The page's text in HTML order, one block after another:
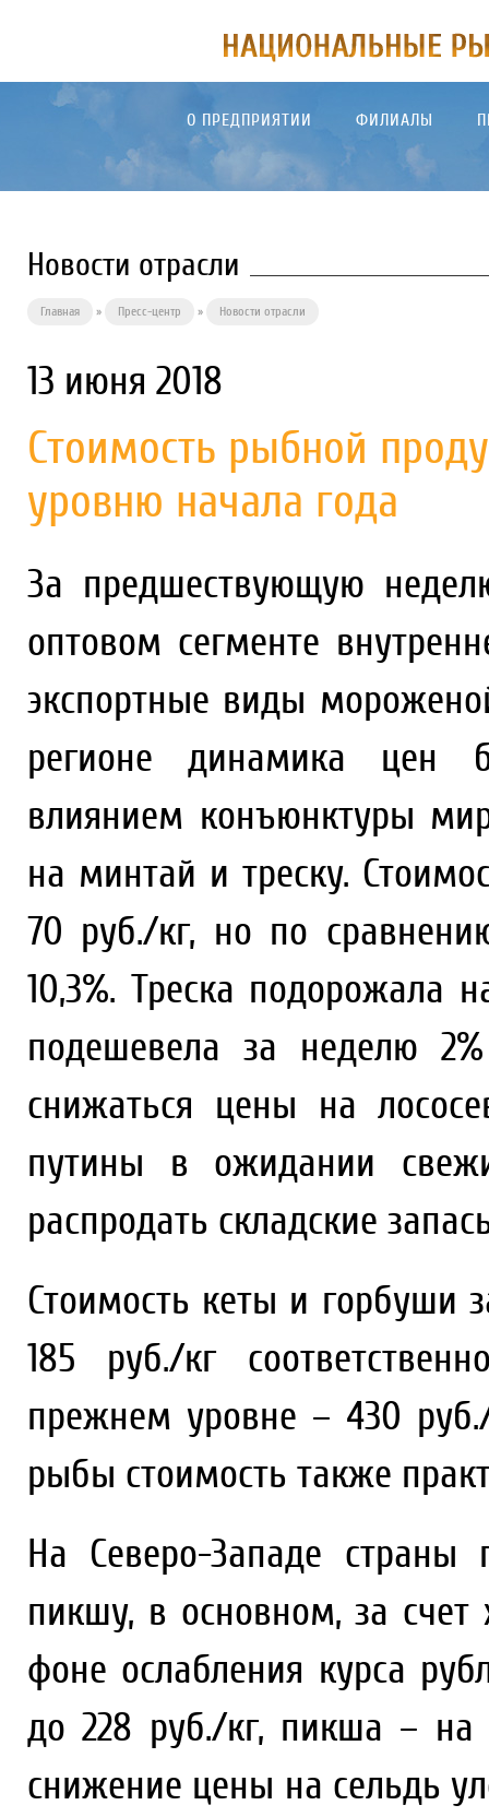
О ПРЕДПРИЯТИИ ФИЛИАЛЫ
Новости отрасли
Главная » Пресс-центр » Новости отрасли
13 июня 2018
Стоимость рыбной
уровню начала года
За предшествующую
оптовом сегменте
экспортные виды
регионе динамика цен
влиянием конъюнктуры
на минтай и треску.
70 руб./кг, но по
10,3%. Треска подорожала
подешевела за неделю
снижаться цены на
путины в ожидании
распродать складские
Стоимость кеты и горбуши
185 руб./кг
прежнем уровне – 430
рыбы стоимость также
На Северо-Западе
пикшу, в основном, за счет
фоне ослабления курса
до 228 руб./кг, пикша – на
снижение цены на сельдь